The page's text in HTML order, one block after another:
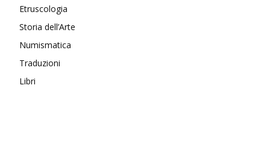
Etruscologia
Storia dell’Arte
Numismatica
Traduzioni
Libri